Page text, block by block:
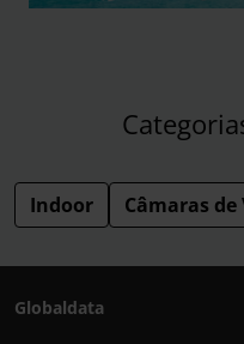
Indoor Câmaras
Globaldata